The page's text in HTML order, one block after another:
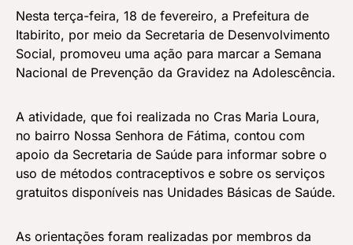
Nesta terça-feira, 18 de fevereiro, a Prefeitura de
Itabirito, por meio da Secretaria de Desenvolvimento
Social, promoveu uma ação para marcar a Semana
Nacional de Prevenção da Gravidez na Adolescência.
A atividade, que foi realizada no Cras Maria Loura,
no bairro Nossa Senhora de Fátima, contou com
apoio da Secretaria de Saúde para informar sobre o
uso de métodos contraceptivos e sobre os serviços
gratuitos disponíveis nas Unidades Básicas de Saúde.
As orientações foram realizadas por membros da